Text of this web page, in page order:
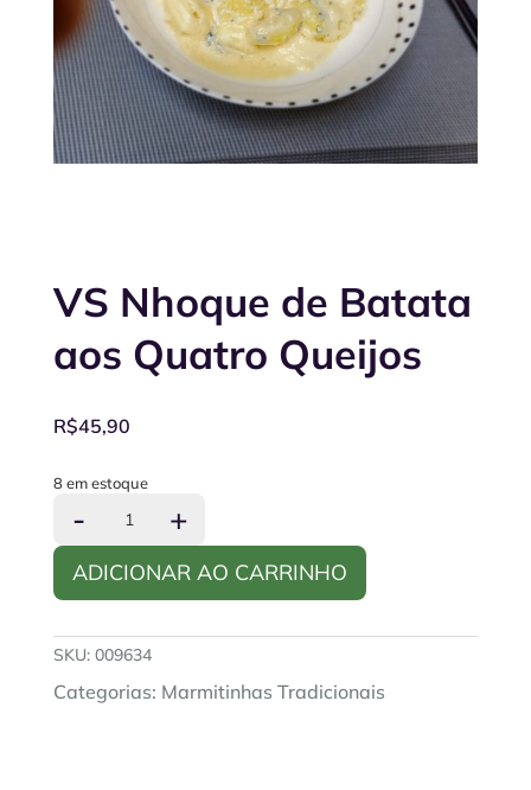
VS Nhoque de Batata
aos Quatro Queijos
R$45,90
8 em estoque
-
Nhoque
de
Batata
Queijos
quantidade
+
ADICIONAR AO CARRINHO
SKU: 009634
Categorias: Marmitinhas Tradicionais